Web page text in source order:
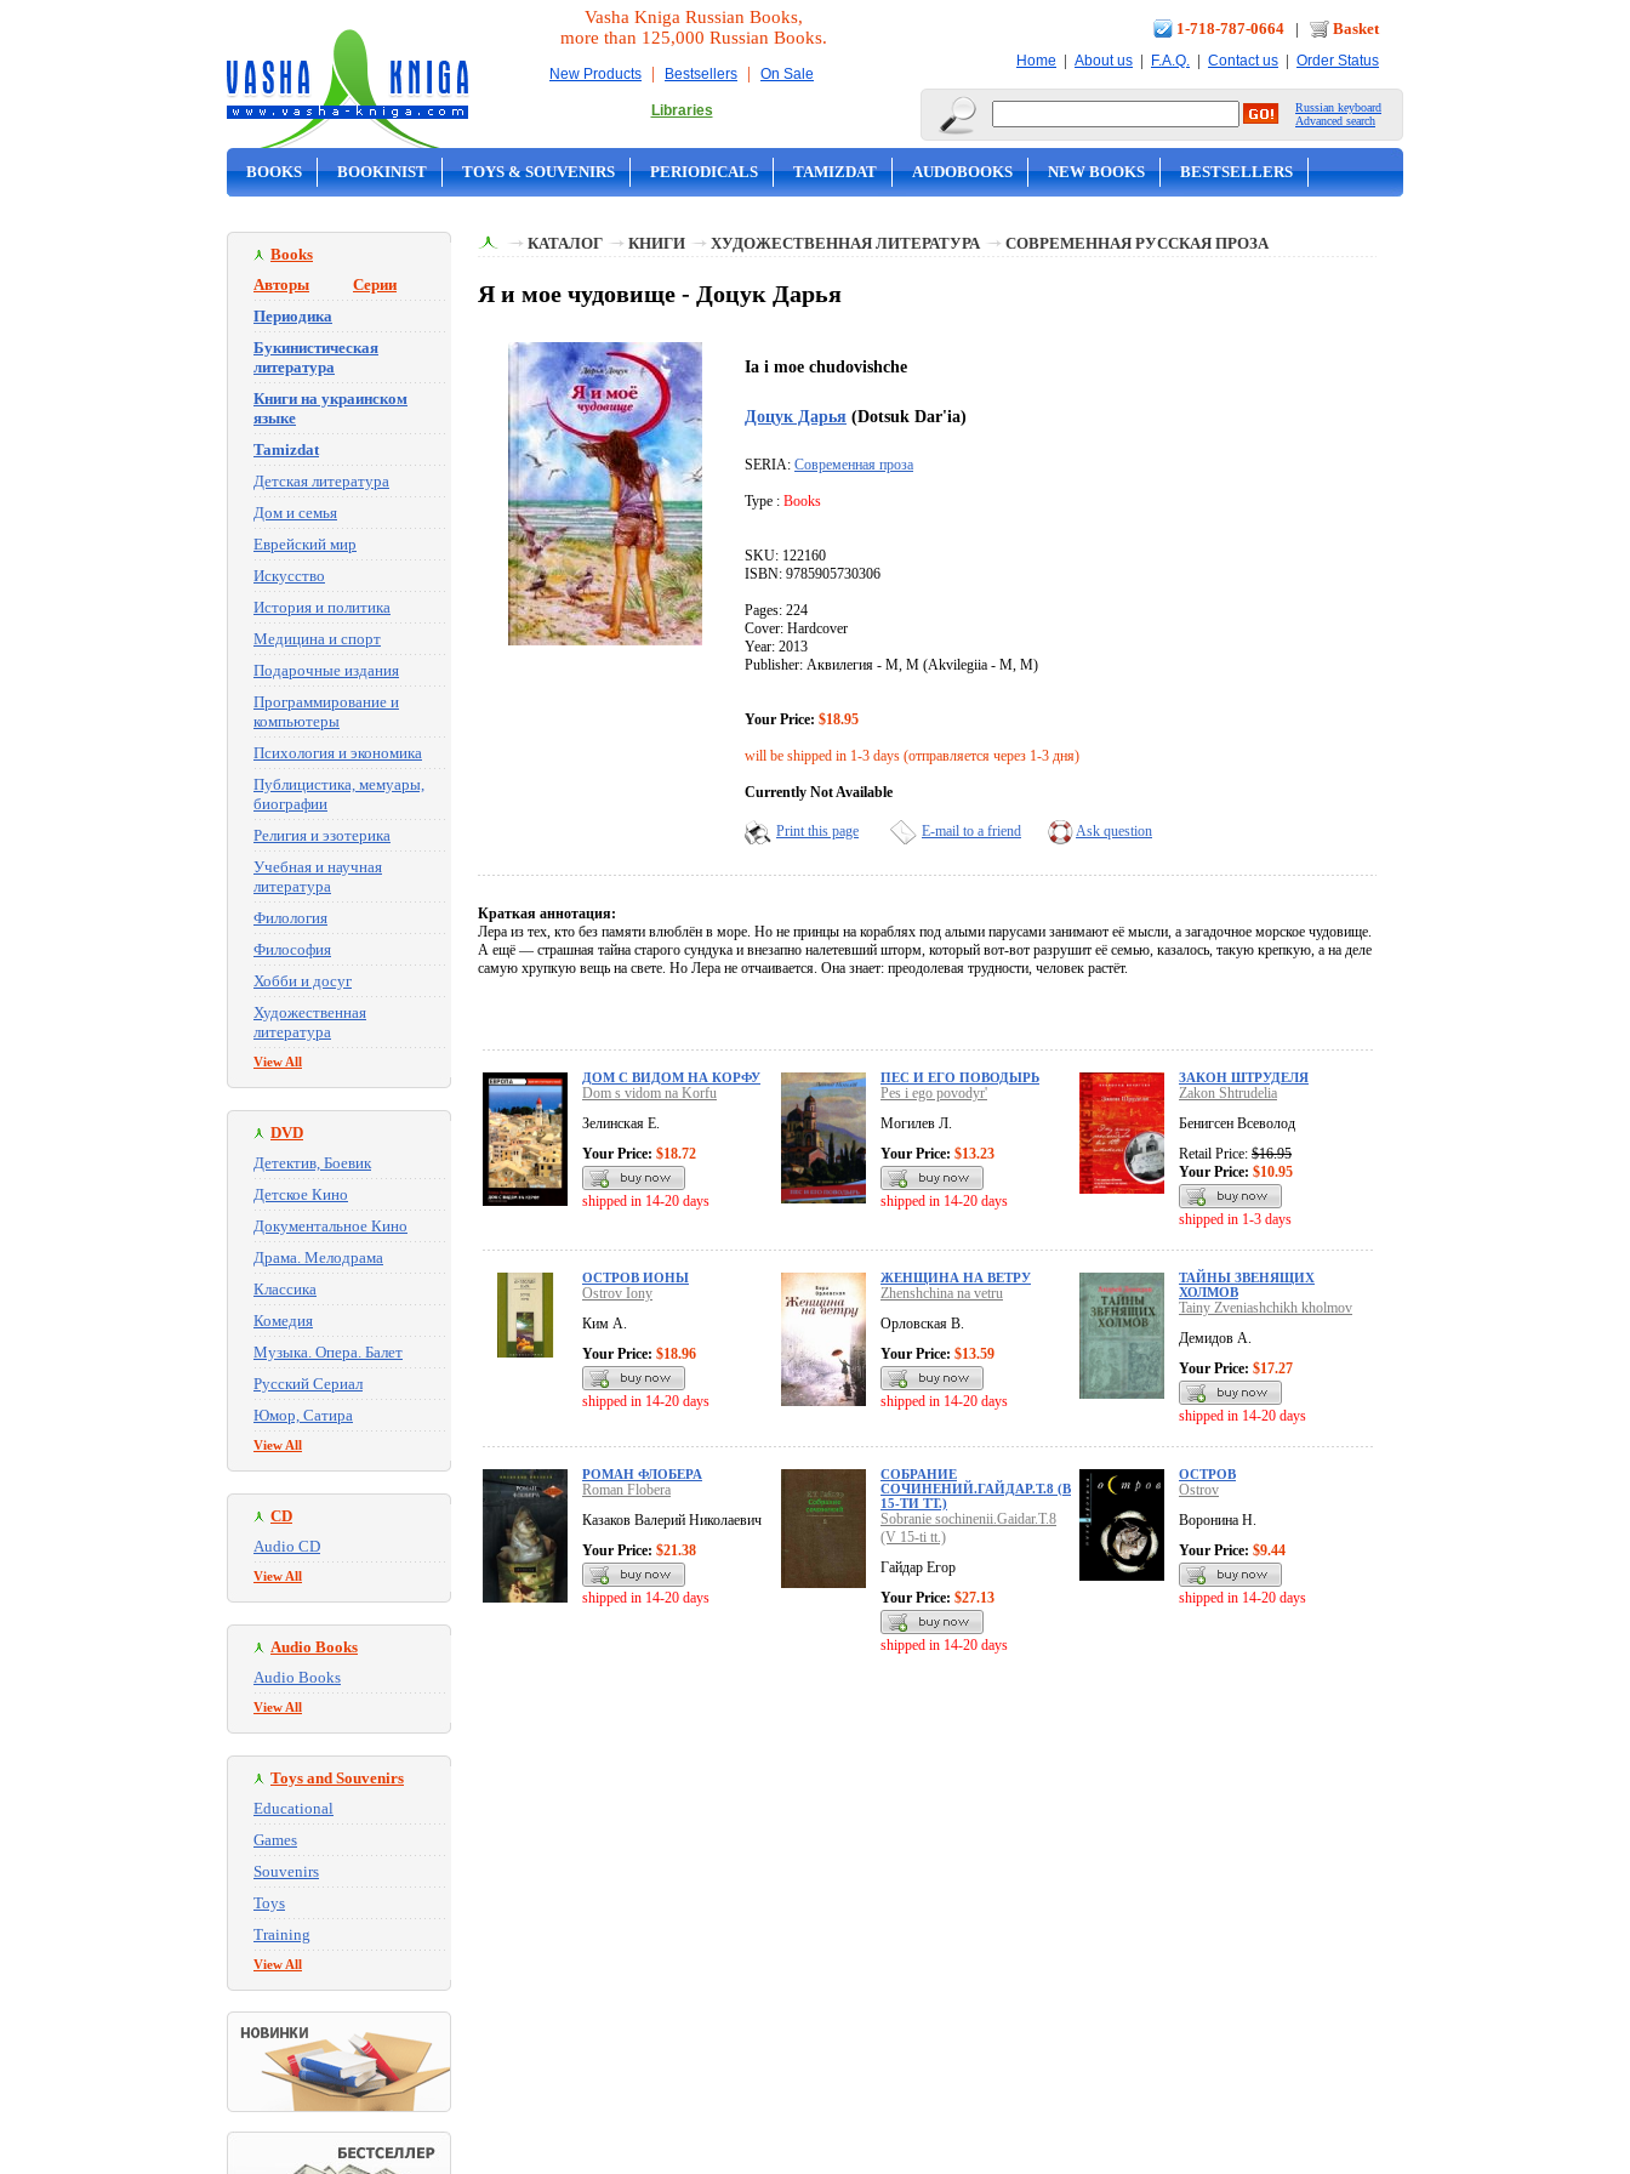
Vasha Kniga Russian Books,
more than 125,000 Russian Books.
New Products | Bestsellers | On Sale
Libraries
1-718-787-0664 | Basket
Home | About us | F.A.Q. | Contact us | Order Status
Russian keyboard
Advanced search
BOOKS BOOKINIST TOYS & SOUVENIRS PERIODICALS TAMIZDAT AUDOBOOKS NEW BOOKS BESTSELLERS
Books
Авторы
Серии
Периодика
Букинистическая
литература
Книги на украинском
языке
Tamizdat
Детская литература
Дом и семья
Еврейский мир
Искусство
История и политика
Медицина и спорт
Подарочные издания
Программирование и
компьютеры
Психология и экономика
Публицистика, мемуары,
биографии
Религия и эзотерика
Учебная и научная
литература
Филология
Философия
Хобби и досуг
Художественная
литература
View All
DVD
Детектив, Боевик
Детское Кино
Документальное Кино
Драма. Мелодрама
Классика
Комедия
Музыка. Опера. Балет
Русский Сериал
Юмор, Сатира
View All
CD
Audio CD
View All
Audio Books
Audio Books
View All
Toys and Souvenirs
Educational
Games
Souvenirs
Toys
Training
View All
КАТАЛОГ КНИГИ ХУДОЖЕСТВЕННАЯ ЛИТЕРАТУРА СОВРЕМЕННАЯ РУССКАЯ ПРОЗА
Я и мое чудовище - Доцук Дарья
Ia i moe chudovishche
Доцук Дарья (Dotsuk Dar'ia)
SERIA: Современная проза
Type : Books
SKU: 122160
ISBN: 9785905730306
Pages: 224
Cover: Hardcover
Year: 2013
Publisher: Аквилегия - М, М (Akvilegiia - M, M)
Your Price: $18.95
will be shipped in 1-3 days (отправляется через 1-3 дня)
Currently Not Available
Print this page E-mail to a friend Ask question
Краткая аннотация:
Лера из тех, кто без памяти влюблён в море. Но не принцы на кораблях под алыми парусами занимают её мысли, а загадочное морское чудовище.
А ещё — страшная тайна старого сундука и внезапно налетевший шторм, который вот-вот разрушит её семью, казалось, такую крепкую, а на деле
самую хрупкую вещь на свете. Но Лера не отчаивается. Она знает: преодолевая трудности, человек растёт.
ДОМ С ВИДОМ НА КОРФУ
Dom s vidom na Korfu
Зелинская Е.
Your Price: $18.72
shipped in 14-20 days
ПЕС И ЕГО ПОВОДЫРЬ
Pes i ego povodyr'
Могилев Л.
Your Price: $13.23
shipped in 14-20 days
ЗАКОН ШТРУДЕЛЯ
Zakon Shtrudelia
Бенигсен Всеволод
Retail Price: $16.95
Your Price: $10.95
shipped in 1-3 days
ОСТРОВ ИОНЫ
Ostrov Iony
Ким А.
Your Price: $18.96
shipped in 14-20 days
ЖЕНЩИНА НА ВЕТРУ
Zhenshchina na vetru
Орловская В.
Your Price: $13.59
shipped in 14-20 days
ТАЙНЫ ЗВЕНЯЩИХ
ХОЛМОВ
Tainy Zveniashchikh kholmov
Демидов А.
Your Price: $17.27
shipped in 14-20 days
РОМАН ФЛОБЕРА
Roman Flobera
Казаков Валерий Николаевич
Your Price: $21.38
shipped in 14-20 days
СОБРАНИЕ
СОЧИНЕНИЙ.ГАЙДАР.Т.8 (В
15-ТИ ТТ.)
Sobranie sochinenii.Gaidar.T.8
(V 15-ti tt.)
Гайдар Егор
Your Price: $27.13
shipped in 14-20 days
ОСТРОВ
Ostrov
Воронина Н.
Your Price: $9.44
shipped in 14-20 days